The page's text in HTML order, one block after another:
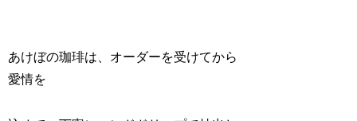
あけぼの珈琲は、オーダーを受けてから
愛情を